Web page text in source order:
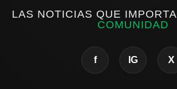
LAS NOTICIAS QUE
COMUNIDAD
f IG X